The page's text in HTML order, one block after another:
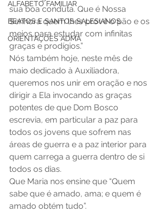
ALFABETO FAMILIAR
BEATOS E SANTOS SALESIANOS
ORIENTAÇÕES ADMA
sua boa conduta. Que é Nossa
Senhora quem lhes provê o pão e os
meios para estudar com infinitas
graças e prodígios.”
Nós também hoje, neste mês de
maio dedicado à Auxiliadora,
queremos nos unir em oração e nos
dirigir a Ela invocando as graças
potentes de que Dom Bosco
escrevia, em particular a paz para
todos os jovens que sofrem nas
áreas de guerra e a paz interior para
quem carrega a guerra dentro de si
todos os dias.
Que Maria nos ensine que “Quem
sabe que é amado, ama; e quem é
amado obtém tudo”.